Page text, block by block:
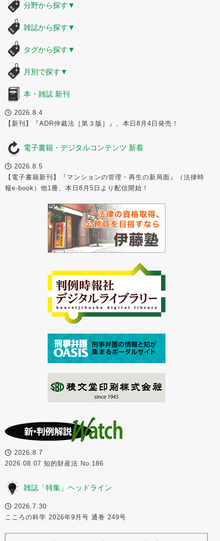
分野から探す ▼
雑誌から探す ▼
タグから探す ▼
月別で探す ▼
本・雑誌 新刊
2026.8.4
【新刊】『ADR仲裁法［第３版］』、本日8月4日発売！
電子書籍・デジタルコンテンツ 新着
2026.8.5
【電子書籍新刊】『マンションの管理・再生の新局面』（法律時
報e-book）他1冊、本日8月5日より配信開始！
2026.8.7
2026.08.07 知的財産法 No.186
雑誌「特集」ヘッドライン
2026.7.30
こころの科学 2026年9月号 通巻 249号